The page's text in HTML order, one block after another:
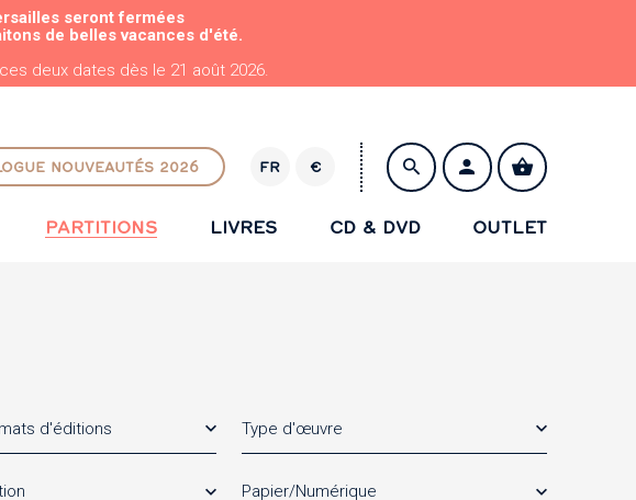
seront fermées
de belles vacances d'été.
deux dates dès le 21 août 2026.
NOUVEAUTÉS 2026 FR
R
€
PARTITIONS LIVRES CD & DVD OUTLET
d'éditions Type d'œuvre
Papier/Numérique